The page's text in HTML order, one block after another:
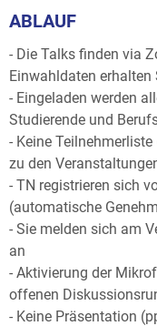
ABLAUF
- Die Talks finden via
Einwahldaten erhalten
- Eingeladen werden
Studierende und
- Keine
zu den
- TN registrieren sich
(automatische
- Sie melden sich am
an
- Aktivierung der
offenen
- Keine Präsentation